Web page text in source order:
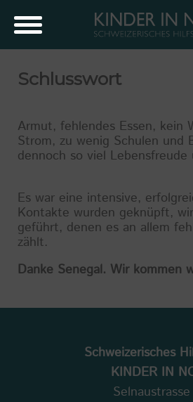
Schlusswort
Armut, fehlendes Essen, kein
Strom, zu wenig Schulen und
dennoch so viel Lebensfreude
Es war eine intensive,
Kontakte wurden geknüpft,
geführt, denen es an allem
zählt.
Danke Senegal. Wir kommen
Schweizerisches
KINDER IN